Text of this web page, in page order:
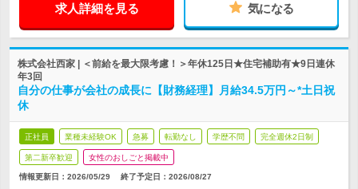
求人詳細を見る 気になる
株式会社西家 | ＜前給を最大限考慮！＞年休125日★住宅補助有★9日連休
年3回
自分の仕事が会社の成長に【財務経理】月給34.5万円～*土日祝
休
正社員 業種未経験OK 急募 転勤なし 学歴不問 完全週休2日制
第二新卒歓迎 女性のおしごと掲載中
情報更新日：2026/05/29 終了予定日： 2026/08/27